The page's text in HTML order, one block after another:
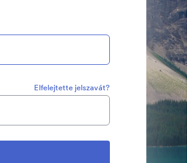
Elfelejtette jelszavát?